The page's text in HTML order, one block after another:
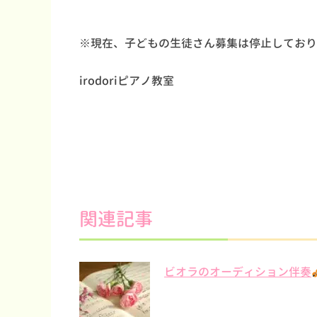
※現在、子どもの生徒さん募集は停止してお
irodoriピアノ教室
関連記事
ビオラのオーディション伴奏